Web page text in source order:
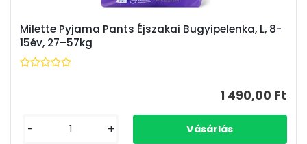
Milette Pyjama Pants Éjszakai Bugyipelenka, L, 8-
15év, 27–57kg
1 490,00 Ft
- +